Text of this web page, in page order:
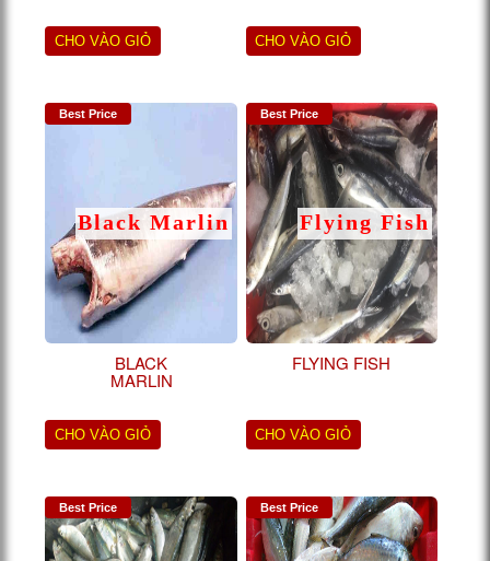
CHO VÀO GIỎ CHO VÀO GIỎ
Best Price
BLACK
MARLIN
Black Marlin
CHO VÀO GIỎ
Best Price
FLYING FISH
Flying Fish
CHO VÀO GIỎ
Best Price Best Price